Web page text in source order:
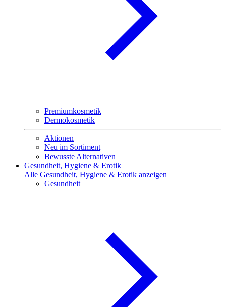
Premiumkosmetik
Dermokosmetik
Aktionen
Neu im Sortiment
Bewusste Alternativen
Gesundheit, Hygiene & Erotik
Alle Gesundheit, Hygiene & Erotik anzeigen
Gesundheit